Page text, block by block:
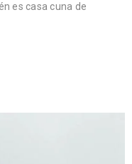
es casa cuna de